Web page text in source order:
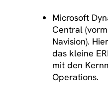
Microsoft
Central
Navision).
das kleine
mit den
Operations.